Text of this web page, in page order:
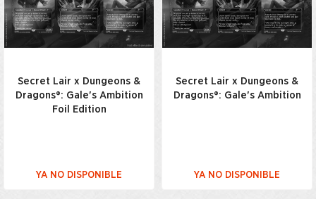
Secret Lair x Dungeons &
Dragons®: Gale's Ambition
Foil Edition
YA NO DISPONIBLE
Secret Lair x Dungeons &
Dragons®: Gale's Ambition
YA NO DISPONIBLE